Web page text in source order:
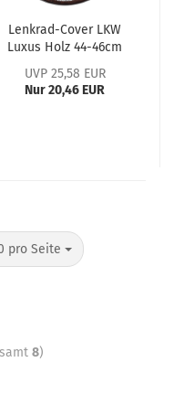
Lenkrad-Cover LKW
Luxus Holz 44-46cm
UVP 25,58 EUR
Nur 20,46 EUR
pro Seite
8)